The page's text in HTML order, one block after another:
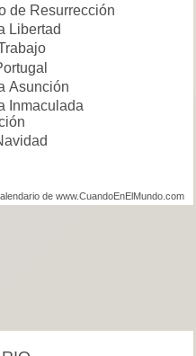
de Resurrección
Libertad
Asunción
Inmaculada
de www.CuandoEnElMundo.com